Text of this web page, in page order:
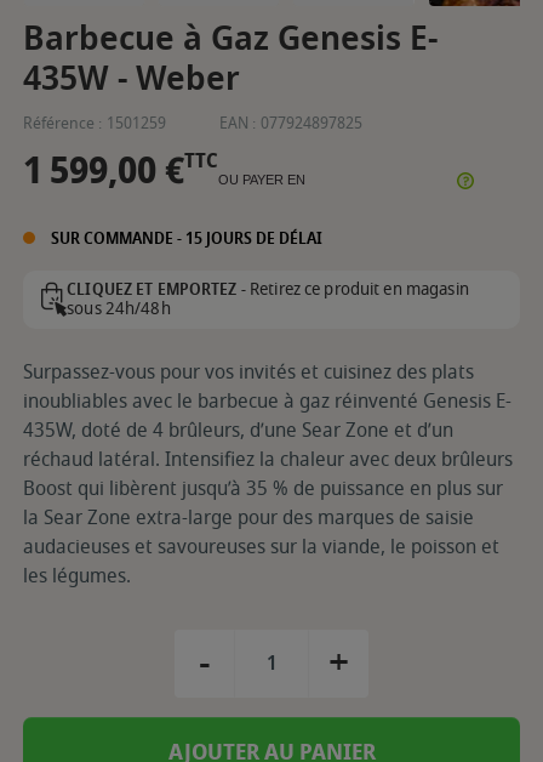
Barbecue à Gaz Genesis E-
435W - Weber
Référence : 1501259 EAN : 077924897825
1 599,00 €TTC
OU PAYER EN
SUR COMMANDE - 15 JOURS DE DÉLAI
CLIQUEZ ET EMPORTEZ -Retirez ce produit en magasin
sous 24h/48h
Surpassez-vous pour vos invités et cuisinez des plats
inoubliables avec le barbecue à gaz réinventé Genesis E-
435W, doté de 4 brûleurs, d’une Sear Zone et d’un
réchaud latéral. Intensifiez la chaleur avec deux brûleurs
Boost qui libèrent jusqu’à 35 % de puissance en plus sur
la Sear Zone extra-large pour des marques de saisie
audacieuses et savoureuses sur la viande, le poisson et
les légumes.
- +
AJOUTER AU PANIER